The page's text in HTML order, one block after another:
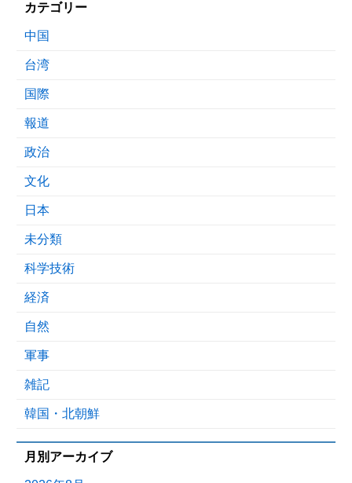
カテゴリー
中国
台湾
国際
報道
政治
文化
日本
未分類
科学技術
経済
自然
軍事
雑記
韓国・北朝鮮
月別アーカイブ